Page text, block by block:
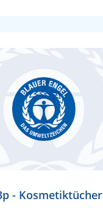
- Kosmetiktücher